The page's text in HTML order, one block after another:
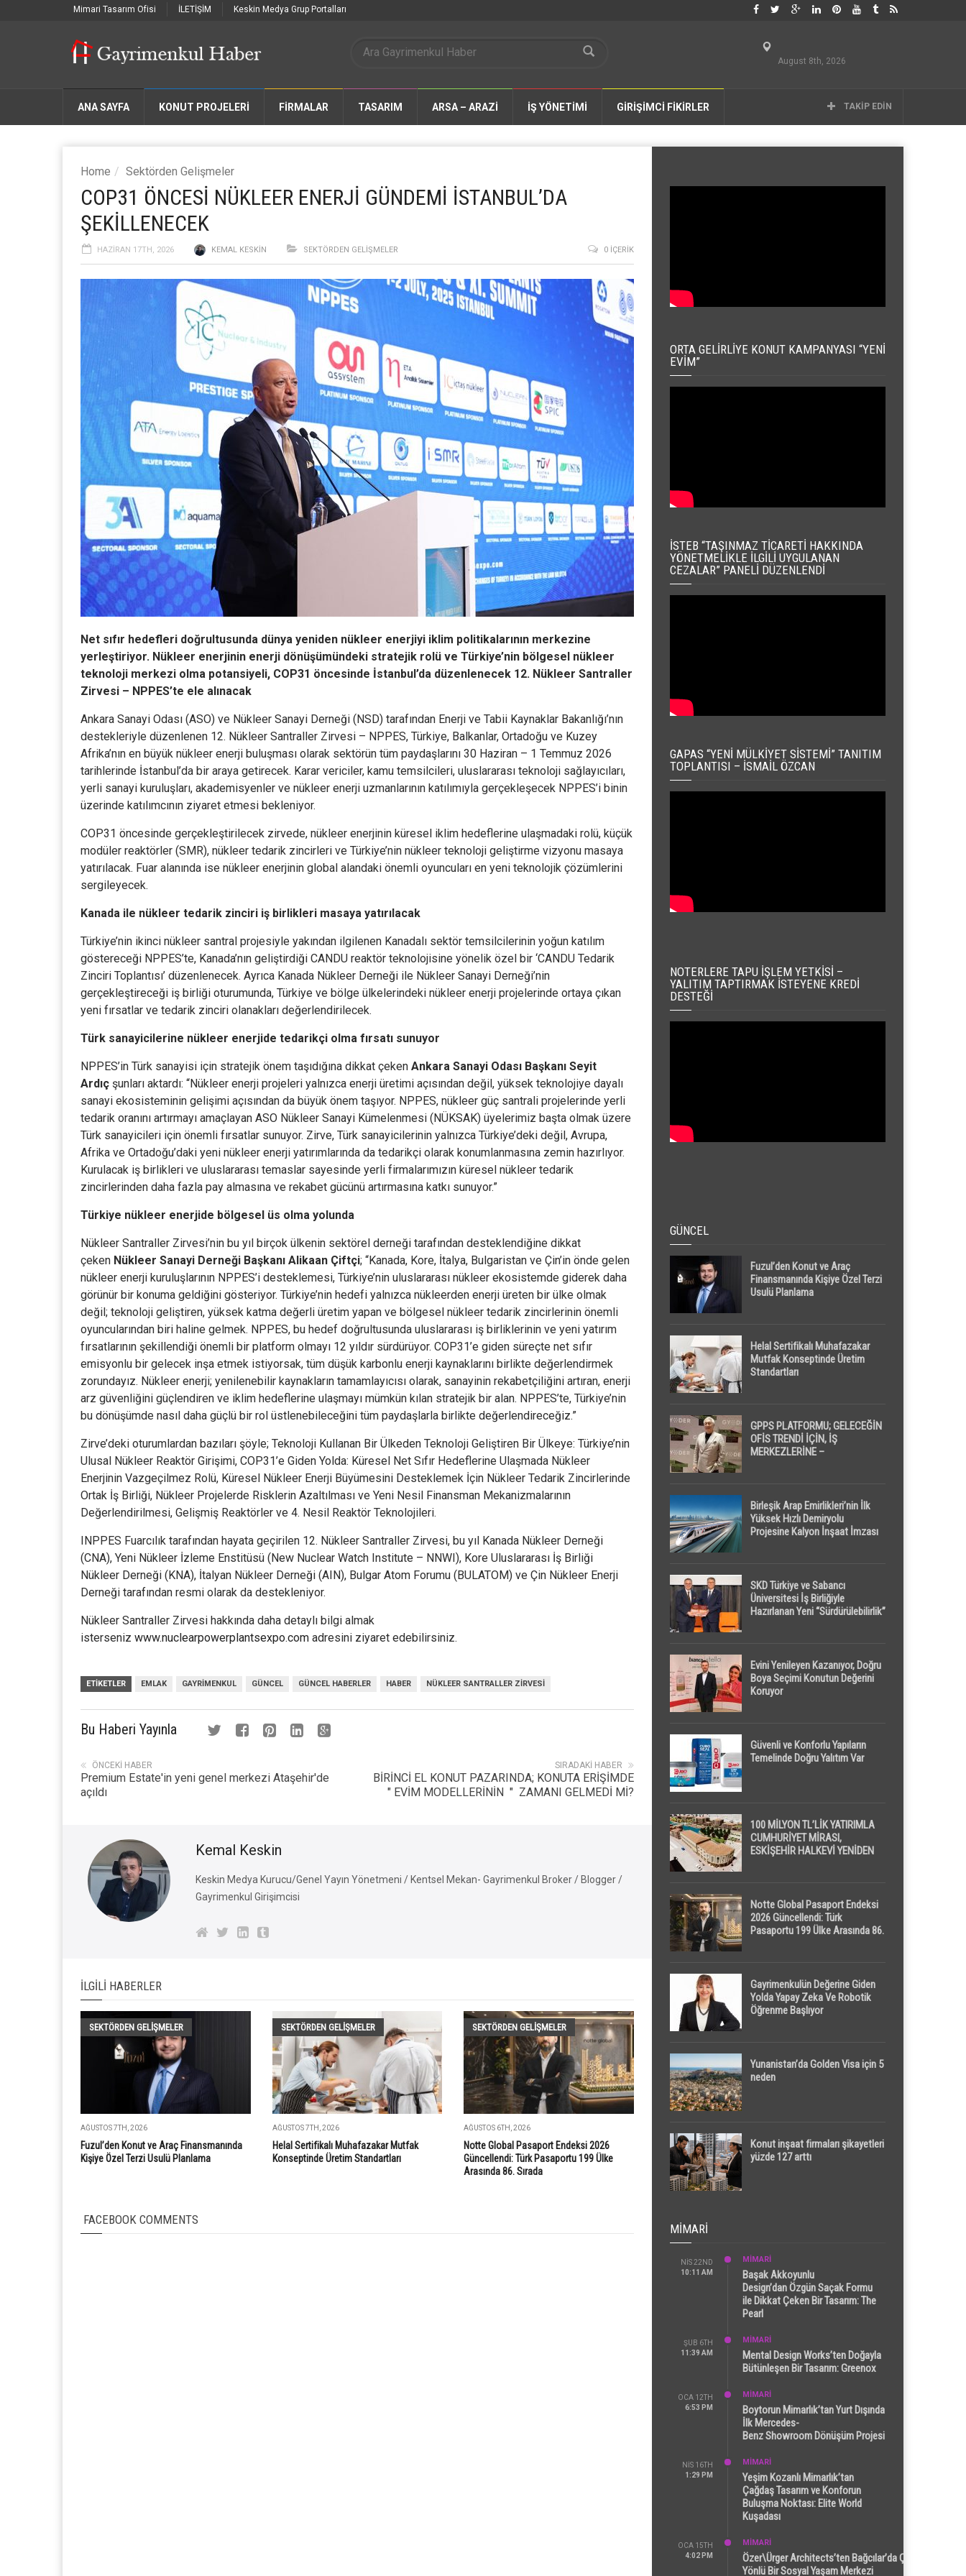
Mimari Tasarım Ofisi İLETİŞİM Keskin Medya Grup Portalları
August 8th, 2026
ANA SAYFA KONUT PROJELERİ FIRMALAR TASARIM ARSA – ARAZİ İŞ YÖNETİMİ GİRİŞİMCİ FİKİRLER TAKIP EDIN
Home Sektörden Gelişmeler
COP31 ÖNCESİ NÜKLEER ENERJİ GÜNDEMİ İSTANBUL’DA
ŞEKİLLENECEK
HAZIRAN 17TH, 2026 KEMAL KESKIN SEKTÖRDEN GELIŞMELER 0 İÇERIK
Net sıfır hedefleri doğrultusunda dünya yeniden nükleer enerjiyi iklim politikalarının merkezine
yerleştiriyor. Nükleer enerjinin enerji dönüşümündeki stratejik rolü ve Türkiye’nin bölgesel nükleer
teknoloji merkezi olma potansiyeli, COP31 öncesinde İstanbul’da düzenlenecek 12. Nükleer Santraller
Zirvesi – NPPES’te ele alınacak
Ankara Sanayi Odası (ASO) ve Nükleer Sanayi Derneği (NSD) tarafından Enerji ve Tabii Kaynaklar Bakanlığı’nın
destekleriyle düzenlenen 12. Nükleer Santraller Zirvesi – NPPES, Türkiye, Balkanlar, Ortadoğu ve Kuzey
Afrika’nın en büyük nükleer enerji buluşması olarak sektörün tüm paydaşlarını 30 Haziran – 1 Temmuz 2026
tarihlerinde İstanbul’da bir araya getirecek. Karar vericiler, kamu temsilcileri, uluslararası teknoloji sağlayıcıları,
yerli sanayi kuruluşları, akademisyenler ve nükleer enerji uzmanlarının katılımıyla gerçekleşecek NPPES’i binin
üzerinde katılımcının ziyaret etmesi bekleniyor.
COP31 öncesinde gerçekleştirilecek zirvede, nükleer enerjinin küresel iklim hedeflerine ulaşmadaki rolü, küçük
modüler reaktörler (SMR), nükleer tedarik zincirleri ve Türkiye’nin nükleer teknoloji geliştirme vizyonu masaya
yatırılacak. Fuar alanında ise nükleer enerjinin global alandaki önemli oyuncuları en yeni teknolojik çözümlerini
sergileyecek.
Kanada ile nükleer tedarik zinciri iş birlikleri masaya yatırılacak
Türkiye’nin ikinci nükleer santral projesiyle yakından ilgilenen Kanadalı sektör temsilcilerinin yoğun katılım
göstereceği NPPES’te, Kanada’nın geliştirdiği CANDU reaktör teknolojisine yönelik özel bir ‘CANDU Tedarik
Zinciri Toplantısı’ düzenlenecek. Ayrıca Kanada Nükleer Derneği ile Nükleer Sanayi Derneği’nin
gerçekleştireceği iş birliği oturumunda, Türkiye ve bölge ülkelerindeki nükleer enerji projelerinde ortaya çıkan
yeni fırsatlar ve tedarik zinciri olanakları değerlendirilecek.
Türk sanayicilerine nükleer enerjide tedarikçi olma fırsatı sunuyor
NPPES’in Türk sanayisi için stratejik önem taşıdığına dikkat çeken Ankara Sanayi Odası Başkanı Seyit
Ardıç şunları aktardı: “Nükleer enerji projeleri yalnızca enerji üretimi açısından değil, yüksek teknolojiye dayalı
sanayi ekosisteminin gelişimi açısından da büyük önem taşıyor. NPPES, nükleer güç santrali projelerinde yerli
tedarik oranını artırmayı amaçlayan ASO Nükleer Sanayi Kümelenmesi (NÜKSAK) üyelerimiz başta olmak üzere
Türk sanayicileri için önemli fırsatlar sunuyor. Zirve, Türk sanayicilerinin yalnızca Türkiye’deki değil, Avrupa,
Afrika ve Ortadoğu’daki yeni nükleer enerji yatırımlarında da tedarikçi olarak konumlanmasına zemin hazırlıyor.
Kurulacak iş birlikleri ve uluslararası temaslar sayesinde yerli firmalarımızın küresel nükleer tedarik
zincirlerinden daha fazla pay almasına ve rekabet gücünü artırmasına katkı sunuyor.”
Türkiye nükleer enerjide bölgesel üs olma yolunda
Nükleer Santraller Zirvesi’nin bu yıl birçok ülkenin sektörel derneği tarafından desteklendiğine dikkat
çeken Nükleer Sanayi Derneği Başkanı Alikaan Çiftçi; “Kanada, Kore, İtalya, Bulgaristan ve Çin’in önde gelen
nükleer enerji kuruluşlarının NPPES’i desteklemesi, Türkiye’nin uluslararası nükleer ekosistemde giderek daha
görünür bir konuma geldiğini gösteriyor. Türkiye’nin hedefi yalnızca nükleerden enerji üreten bir ülke olmak
değil; teknoloji geliştiren, yüksek katma değerli üretim yapan ve bölgesel nükleer tedarik zincirlerinin önemli
oyuncularından biri haline gelmek. NPPES, bu hedef doğrultusunda uluslararası iş birliklerinin ve yeni yatırım
fırsatlarının şekillendiği önemli bir platform olmayı 12 yıldır sürdürüyor. COP31’e giden süreçte net sıfır
emisyonlu bir gelecek inşa etmek istiyorsak, tüm düşük karbonlu enerji kaynaklarını birlikte değerlendirmek
zorundayız. Nükleer enerji; yenilenebilir kaynakların tamamlayıcısı olarak, sanayinin rekabetçiliğini artıran, enerji
arz güvenliğini güçlendiren ve iklim hedeflerine ulaşmayı mümkün kılan stratejik bir alan. NPPES’te, Türkiye’nin
bu dönüşümde nasıl daha güçlü bir rol üstlenebileceğini tüm paydaşlarla birlikte değerlendireceğiz.”
Zirve’deki oturumlardan bazıları şöyle; Teknoloji Kullanan Bir Ülkeden Teknoloji Geliştiren Bir Ülkeye: Türkiye’nin
Ulusal Nükleer Reaktör Girişimi, COP31’e Giden Yolda: Küresel Net Sıfır Hedeflerine Ulaşmada Nükleer
Enerjinin Vazgeçilmez Rolü, Küresel Nükleer Enerji Büyümesini Desteklemek İçin Nükleer Tedarik Zincirlerinde
Ortak İş Birliği, Nükleer Projelerde Risklerin Azaltılması ve Yeni Nesil Finansman Mekanizmalarının
Değerlendirilmesi, Gelişmiş Reaktörler ve 4. Nesil Reaktör Teknolojileri.
INPPES Fuarcılık tarafından hayata geçirilen 12. Nükleer Santraller Zirvesi, bu yıl Kanada Nükleer Derneği
(CNA), Yeni Nükleer İzleme Enstitüsü (New Nuclear Watch Institute – NNWI), Kore Uluslararası İş Birliği
Nükleer Derneği (KNA), İtalyan Nükleer Derneği (AIN), Bulgar Atom Forumu (BULATOM) ve Çin Nükleer Enerji
Derneği tarafından resmi olarak da destekleniyor.
Nükleer Santraller Zirvesi hakkında daha detaylı bilgi almak
isterseniz www.nuclearpowerplantsexpo.com adresini ziyaret edebilirsiniz.
ETIKETLER EMLAK GAYRIMENKUL GÜNCEL GÜNCEL HABERLER HABER NÜKLEER SANTRALLER ZIRVESI
Bu Haberi Yayınla
SIRADAKI HABER
BİRİNCİ EL KONUT PAZARINDA; KONUTA ERİŞİMDE
" EVİM MODELLERİNİN " ZAMANI GELMEDİ Mİ?
ÖNCEKI HABER
Premium Estate'in yeni genel merkezi Ataşehir'de
açıldı
Kemal Keskin
Keskin Medya Kurucu/Genel Yayın Yönetmeni / Kentsel Mekan- Gayrimenkul Broker / Blogger /
Gayrimenkul Girişimcisi
İLGILI HABERLER
SEKTÖRDEN GELIŞMELER
AĞUSTOS 7TH, 2026
Fuzul’den Konut ve Araç Finansmanında
Kişiye Özel Terzi Usulü Planlama
SEKTÖRDEN GELIŞMELER
AĞUSTOS 7TH, 2026
Helal Sertifikalı Muhafazakar Mutfak
Konseptinde Üretim Standartları
SEKTÖRDEN GELIŞMELER
AĞUSTOS 6TH, 2026
Notte Global Pasaport Endeksi 2026
Güncellendi: Türk Pasaportu 199 Ülke
Arasında 86. Sırada
FACEBOOK COMMENTS
ORTA GELIRLIYE KONUT KAMPANYASI “YENI
EVIM”
İSTEB “TAŞINMAZ TICARETI HAKKINDA
YÖNETMELIKLE İLGILI UYGULANAN
CEZALAR” PANELI DÜZENLENDI
GAPAS “YENI MÜLKIYET SISTEMI” TANITIM
TOPLANTISI – İSMAIL ÖZCAN
NOTERLERE TAPU İŞLEM YETKISI –
YALITIM TAPTIRMAK İSTEYENE KREDI
DESTEĞI
GÜNCEL
Fuzul’den Konut ve Araç
Finansmanında Kişiye Özel Terzi
Usulü Planlama
Helal Sertifikalı Muhafazakar
Mutfak Konseptinde Üretim
Standartları
GPPS PLATFORMU; GELECEĞİN
OFİS TRENDİ İÇİN, İŞ
MERKEZLERİNE –
Birleşik Arap Emirlikleri’nin İlk
Yüksek Hızlı Demiryolu
Projesine Kalyon İnşaat İmzası
SKD Türkiye ve Sabancı
Üniversitesi İş Birliğiyle
Hazırlanan Yeni “Sürdürülebilirlik”
Evini Yenileyen Kazanıyor, Doğru
Boya Seçimi Konutun Değerini
Koruyor
Güvenli ve Konforlu Yapıların
Temelinde Doğru Yalıtım Var
100 MİLYON TL’LİK YATIRIMLA
CUMHURİYET MİRASI,
ESKİŞEHİR HALKEVİ YENİDEN
Notte Global Pasaport Endeksi
2026 Güncellendi: Türk
Pasaportu 199 Ülke Arasında 86.
Gayrimenkulün Değerine Giden
Yolda Yapay Zeka Ve Robotik
Öğrenme Başlıyor
Yunanistan’da Golden Visa için 5
neden
Konut inşaat firmaları şikayetleri
yüzde 127 arttı
MIMARI
NIS 22ND
10:11 AM
MİMARİ
Başak Akkoyunlu
Design’dan Özgün Saçak Formu
ile Dikkat Çeken Bir Tasarım: The
Pearl
ŞUB 6TH
11:39 AM
MİMARİ
Mental Design Works’ten Doğayla
Bütünleşen Bir Tasarım: Greenox
OCA 12TH
6:53 PM
MİMARİ
Boytorun Mimarlık’tan Yurt Dışında
İlk Mercedes-
Benz Showroom Dönüşüm Projesi
NIS 16TH
1:29 PM
MİMARİ
Yeşim Kozanlı Mimarlık’tan
Çağdaş Tasarım ve Konforun
Buluşma Noktası: Elite World
Kuşadası
OCA 15TH
4:02 PM
MİMARİ
Özer\Ürger Architects’ten Bağcılar’da Çok
Yönlü Bir Sosyal Yaşam Merkezi